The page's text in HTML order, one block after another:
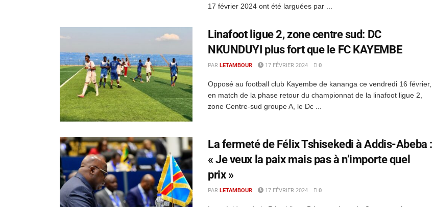
17 février 2024 ont été larguées par ...
Linafoot ligue 2, zone centre sud: DC
NKUNDUYI plus fort que le FC KAYEMBE
PAR LETAMBOUR 17 FÉVRIER 2024 0
Opposé au football club Kayembe de kananga ce vendredi 16 février,
en match de la phase retour du championnat de la linafoot ligue 2,
zone Centre-sud groupe A, le Dc ...
La fermeté de Félix Tshisekedi à Addis-Abeba :
« Je veux la paix mais pas à n’importe quel
prix »
PAR LETAMBOUR 17 FÉVRIER 2024 0